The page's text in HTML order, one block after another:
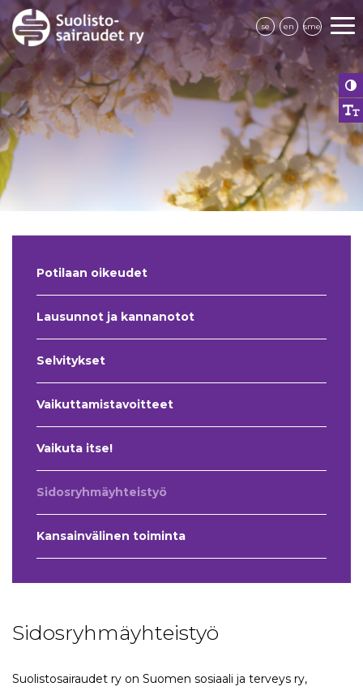
se en sme
Potilaan oikeudet
Lausunnot ja kannanotot
Selvitykset
Vaikuttamistavoitteet
Vaikuta itse!
Sidosryhmäyhteistyö
Kansainvälinen toiminta
Sidosryhmäyhteistyö
Suolistosairaudet ry on Suomen sosiaali ja terveys ry,